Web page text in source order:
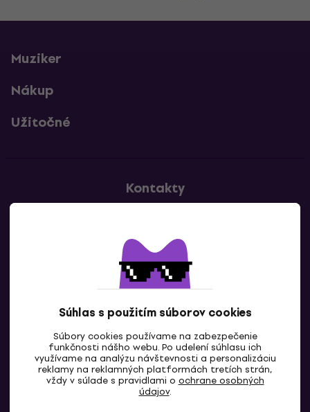
Súhlas s použitím súborov cookies
Súbory cookies používame na zabezpečenie
funkčnosti nášho webu. Po udelení súhlasu ich
využívame na analýzu návštevnosti a personalizáciu
reklamy na reklamných platformách tretích strán,
vždy v súlade s pravidlami o ochrane osobných
údajov.
Muziker
Nákup
Užitočné
Kontakty
SK